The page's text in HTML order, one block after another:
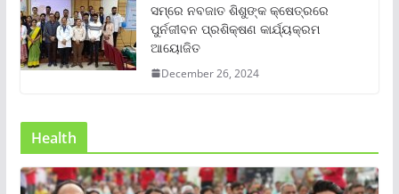
ସମ୍‌ରେ ନବଜାତ ଶିଶୁଙ୍କ କ୍ଷେତ୍ରରେ
ପୁର୍ନଜୀବନ ପ୍ରଶିକ୍ଷଣ କାର୍ଯ୍ୟକ୍ରମ
ଆୟୋଜିତ
December 26, 2024
Health